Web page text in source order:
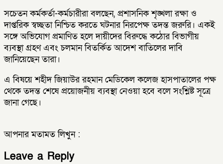
সচেতন কর্মকর্তা-কর্মচারীরা বলছেন, প্রশাসনিক শৃঙ্খলা রক্ষা ও
দাপ্তরিক স্বচ্ছতা নিশ্চিত করতে ঘটনার নিরপেক্ষ তদন্ত জরুরি। একই
সঙ্গে অভিযোগ প্রমাণিত হলে দায়ীদের বিরুদ্ধে কঠোর বিভাগীয়
ব্যবস্থা গ্রহণ এবং চলমান বিতর্কিত আদেশ বাতিলের দাবি
জানিয়েছেন তারা।
এ বিষয়ে শহীদ জিয়াউর রহমান মেডিকেল কলেজ হাসপাতালের পক্ষ
থেকে তদন্ত শেষে প্রয়োজনীয় ব্যবস্থা নেওয়া হবে বলে সংশ্লিষ্ট সূত্রে
জানা গেছে।
আপনার মতামত লিখুন :
Leave a Reply